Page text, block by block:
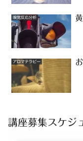
嗅覚反応分析
アロマテラピー
講座募集スケジ